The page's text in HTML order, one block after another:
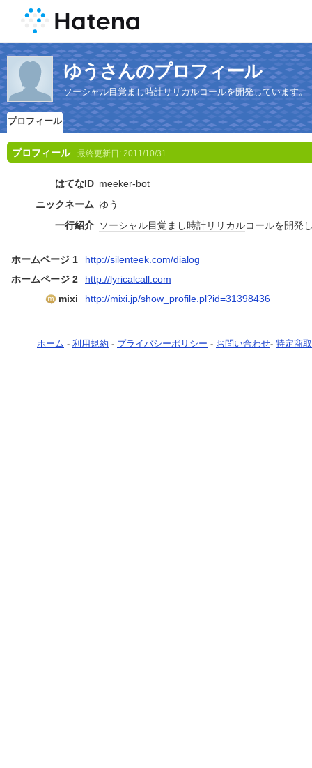
ゆうさんのプロフィール
ソーシャル目覚まし時計リリカルコールを開発しています。
プロフィール
プロフィール 最終更新日: 2011/10/31
はてなID meeker-bot
ニックネーム ゆう
一行紹介 ソーシャル目覚まし時計リリカルコールを開発
ホームページ 1
http://silenteek.com/dialog
ホームページ 2
http://lyricalcall.com
mixi
http://mixi.jp/show_profile.pl?id=31398436
ホーム - 利用規約 - プライバシーポリシー - お問い合わせ- 特定商